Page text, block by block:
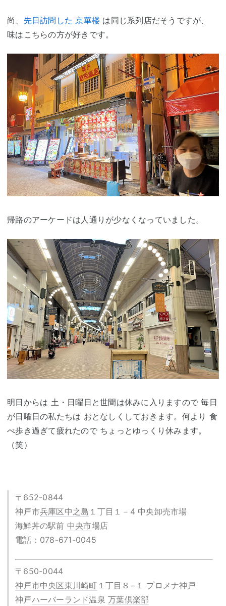
尚、 先日訪問した 京華楼 は同じ系列店だそうですが、
味はこちらの方が好きです。
帰路のアーケードは人通りが少なくなっていました。
明日からは 土・日曜日と世間は休みに入りますので 毎日
が日曜日の私たちは おとなしくしておきます。何より 食
べ歩き過ぎて疲れたので ちょっとゆっくり休みます。
（笑）
〒652-0844
神戸市兵庫区中之島 １丁目１－4 中央卸売市場
海鮮丼の駅前 中央市場店
電話：078-671-0045
〒650-0044
神戸市中央区東川崎町 １丁目８−１ プロメナ神戸
神戸ハーバーランド温泉 万葉倶楽部